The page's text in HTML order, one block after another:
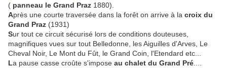
( panneau le Grand Praz 1880).
Après une courte traversée dans la forêt on arrive à la croix du
Grand Praz (1931)
Sur tout ce circuit sécurisé lors de conditions douteuses,
magnifiques vues sur tout Belledonne, les Aiguilles d'Arves, Le
Cheval Noir, Le Mont du Fût, le Grand Coin, l'Etendard etc...
La pause casse croûte s'impose au chalet du Grand Pré